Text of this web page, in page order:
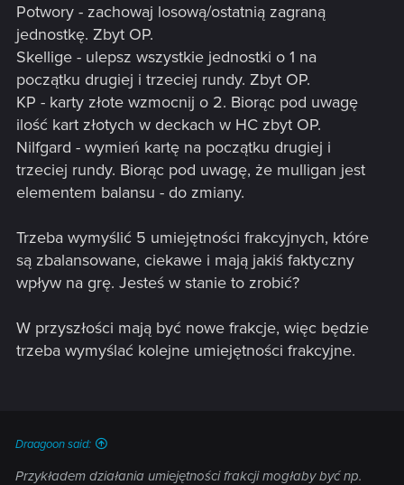
Potwory - zachowaj losową/ostatnią zagraną
jednostkę. Zbyt OP.
Skellige - ulepsz wszystkie jednostki o 1 na
początku drugiej i trzeciej rundy. Zbyt OP.
KP - karty złote wzmocnij o 2. Biorąc pod uwagę
ilość kart złotych w deckach w HC zbyt OP.
Nilfgard - wymień kartę na początku drugiej i
trzeciej rundy. Biorąc pod uwagę, że mulligan jest
elementem balansu - do zmiany.
Trzeba wymyślić 5 umiejętności frakcyjnych, które
są zbalansowane, ciekawe i mają jakiś faktyczny
wpływ na grę. Jesteś w stanie to zrobić?
W przyszłości mają być nowe frakcje, więc będzie
trzeba wymyślać kolejne umiejętności frakcyjne.
Draagoon said:
Przykładem działania umiejętności frakcji mogłaby być np.